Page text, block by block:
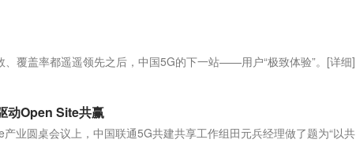
覆盖率都遥遥领先之后，中国5G的下一站——用户“极致体验”。 [详细]
动Open Site共赢
业圆桌会议上，中国联通5G共建共享工作组田元兵经理做了题为“以共